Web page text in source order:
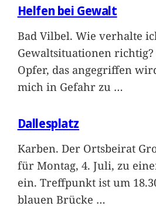
Helfen bei Gewalt
Bad Vilbel. Wie verhalte
Gewaltsituationen
Opfer, das angegriffen
mich in Gefahr zu …
Dallesplatz
Karben. Der Ortsbeirat
für Montag, 4. Juli, zu
ein. Treffpunkt ist um
blauen Brücke …